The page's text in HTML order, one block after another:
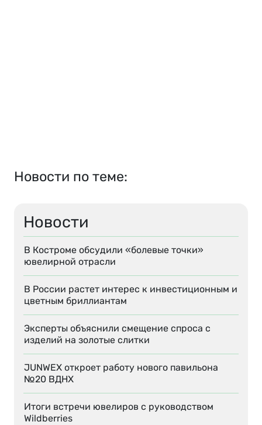
Новости
В Костроме обсудили «болевые точки»
ювелирной отрасли
В России растет интерес к инвестиционным и
цветным бриллиантам
Эксперты объяснили смещение спроса с
изделий на золотые слитки
JUNWEX откроет работу нового павильона
№20 ВДНХ
Итоги встречи ювелиров с руководством
Wildberries
Новости по теме: